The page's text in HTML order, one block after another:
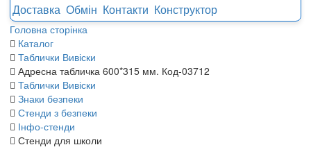
Доставка Обмін Контакти Конструктор
Головна сторінка
Каталог
Таблички Вивіски
Адресна табличка 600*315 мм. Код-03712
Таблички Вивіски
Знаки безпеки
Стенди з безпеки
Інфо-стенди
Стенди для школи